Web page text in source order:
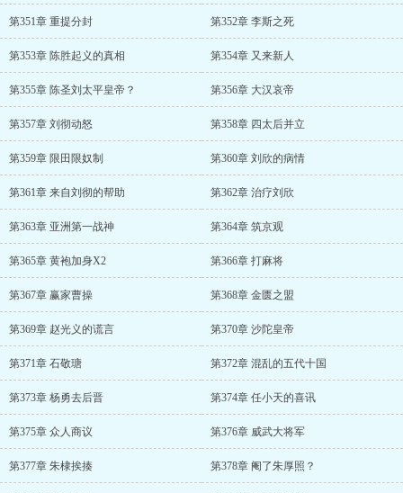
第351章 重提分封 第352章 李斯之死
第353章 陈胜起义的真相 第354章 又来新人
第355章 陈圣刘太平皇帝？ 第356章 大汉哀帝
第357章 刘彻动怒 第358章 四太后并立
第359章 限田限奴制 第360章 刘欣的病情
第361章 来自刘彻的帮助 第362章 治疗刘欣
第363章 亚洲第一战神 第364章 筑京观
第365章 黄袍加身X2 第366章 打麻将
第367章 赢家曹操 第368章 金匮之盟
第369章 赵光义的谎言 第370章 沙陀皇帝
第371章 石敬瑭 第372章 混乱的五代十国
第373章 杨勇去后晋 第374章 任小天的喜讯
第375章 众人商议 第376章 威武大将军
第377章 朱棣挨揍 第378章 阉了朱厚照？